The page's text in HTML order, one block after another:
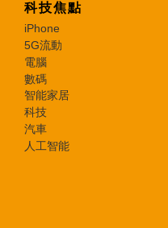
科技焦點
iPhone
5G流動
電腦
數碼
智能家居
科技
汽車
人工智能